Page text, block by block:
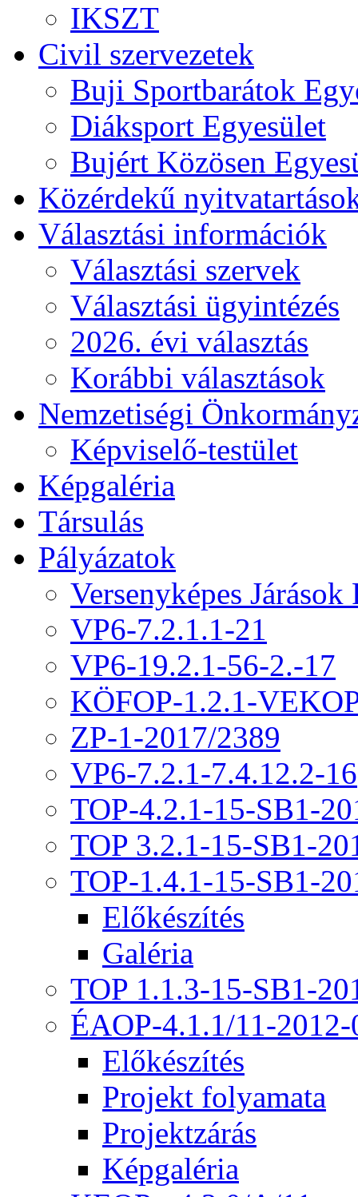
IKSZT
Civil szervezetek
Buji Sportbarátok
Diáksport Egyesület
Bujért Közösen
Közérdekű
Választási információk
Választási szervek
Választási ügyintézés
2026. évi választás
Korábbi választások
Nemzetiségi
Képviselő-testület
Képgaléria
Társulás
Pályázatok
Versenyképes Járások
VP6-7.2.1.1-21
VP6-19.2.1-56-2.-17
KÖFOP-1.2.1-
ZP-1-2017/2389
VP6-7.2.1-7.4.12.2-16
TOP-4.2.1-15-SB1-
TOP 3.2.1-15-SB1-
TOP-1.4.1-15-SB1-
Előkészítés
Galéria
TOP 1.1.3-15-SB1-
ÉAOP-4.1.1/11-2012-
Előkészítés
Projekt folyamata
Projektzárás
Képgaléria